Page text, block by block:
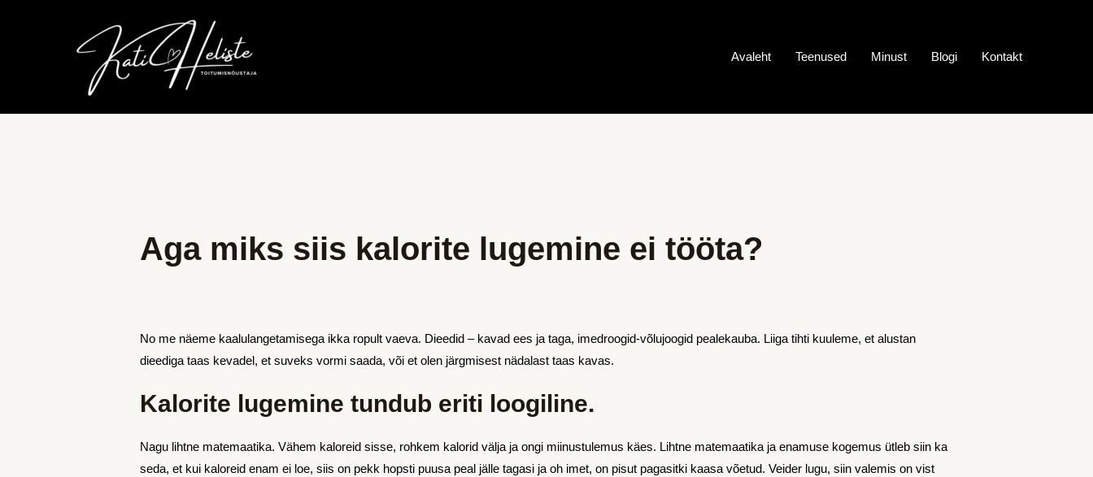
Avaleht Teenused Minust Blogi Kontakt
Aga miks siis kalorite lugemine ei tööta?
No me näeme kaalulangetamisega ikka ropult vaeva. Dieedid – kavad ees ja taga, imedroogid-võlujoogid pealekauba. Liiga tihti kuuleme, et alustan
dieediga taas kevadel, et suveks vormi saada, või et olen järgmisest nädalast taas kavas.
Kalorite lugemine tundub eriti loogiline.
Nagu lihtne matemaatika. Vähem kaloreid sisse, rohkem kalorid välja ja ongi miinustulemus käes. Lihtne matemaatika ja enamuse kogemus ütleb siin ka
seda, et kui kaloreid enam ei loe, siis on pekk hopsti puusa peal jälle tagasi ja oh imet, on pisut pagasitki kaasa võetud. Veider lugu, siin valemis on vist